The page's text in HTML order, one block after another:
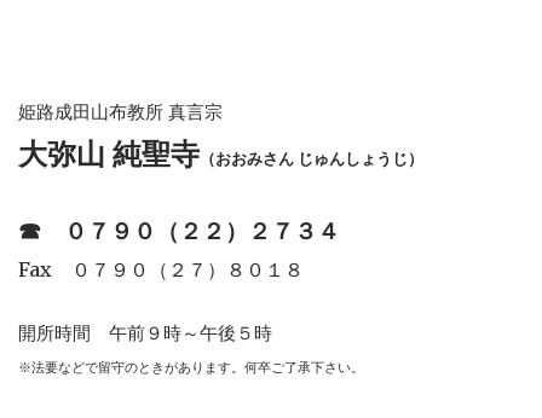
姫路成田山布教所 真言宗
大弥山 純聖寺 （おおみさん じゅんしょうじ）
☎︎ ０７９０（２２）２７３４
Fax ０７９０（２７）８０１８
開所時間 午前９時～午後５時
※法要などで留守のときがあります。何卒ご了承下さい。